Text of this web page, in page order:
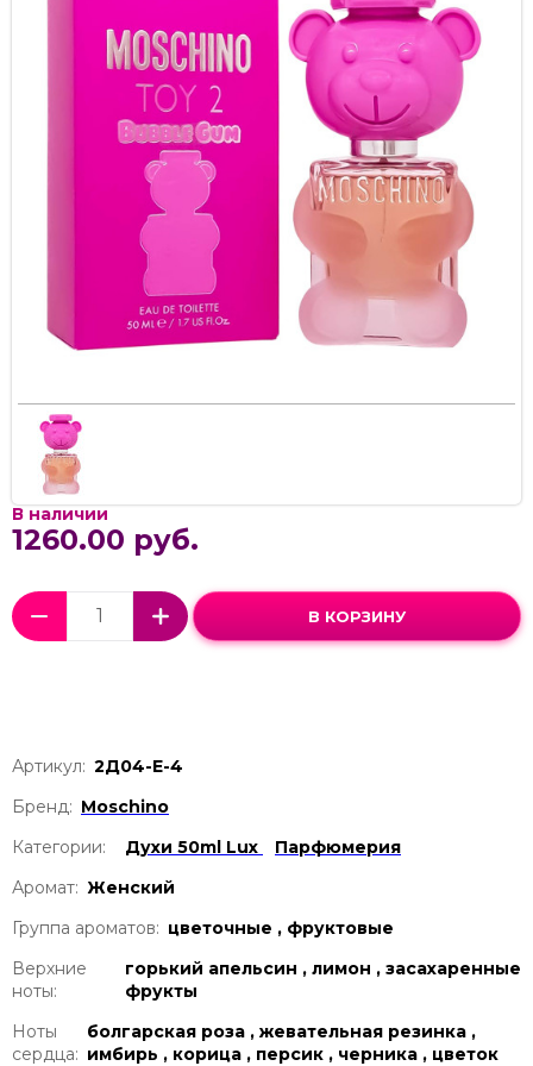
В наличии
1260.00 руб.
В КОРЗИНУ
Артикул: 2Д04-Е-4
Бренд: Moschino
Категории:
Духи 50ml Lux
Парфюмерия
Аромат: Женский
Группа ароматов: цветочные , фруктовые
Верхние
ноты:
горький апельсин , лимон , засахаренные
фрукты
Ноты
сердца:
болгарская роза , жевательная резинка ,
имбирь , корица , персик , черника , цветок